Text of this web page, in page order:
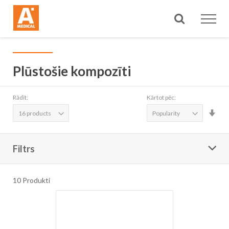
Meklēt
Plūstošie kompozīti
Rādīt: Kārtot pēc:
Filtrs
10 Produkti